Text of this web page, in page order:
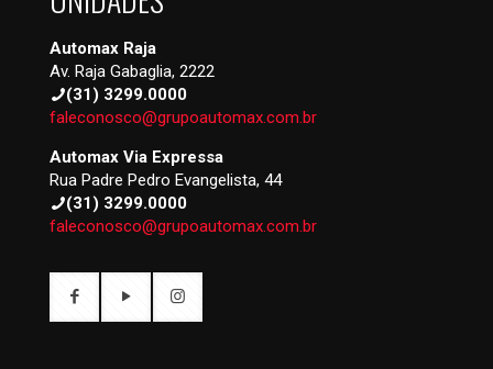
Automax Raja
Av. Raja Gabaglia, 2222
(31) 3299.0000
faleconosco@grupoautomax.com.br
Automax Via Expressa
Rua Padre Pedro Evangelista, 44
(31) 3299.0000
faleconosco@grupoautomax.com.br